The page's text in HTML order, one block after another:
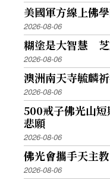
美國軍方線上佛
2026-08-06
糊塗是大智慧 芝
2026-08-06
澳洲南天寺毓麟
2026-08-06
500戒子佛光山
悲願
2026-08-06
佛光會攜手天主
2026-08-06